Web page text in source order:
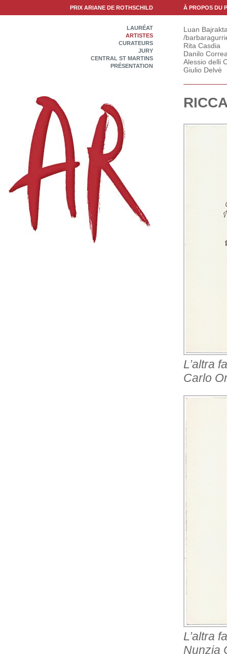
PRIX ARIANE DE ROTHSCHILD À PROPOS DU
LAURÉAT
ARTISTES
CURATEURS
JURY
CENTRAL ST MARTINS
PRÉSENTATION
Luan
/
Rita Casdia
Danilo
Alessio delli
Giulio Delvè
L’altra
Carlo
L’altra
Nunzia